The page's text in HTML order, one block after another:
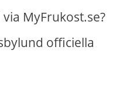
MyFrukost.se?
officiella